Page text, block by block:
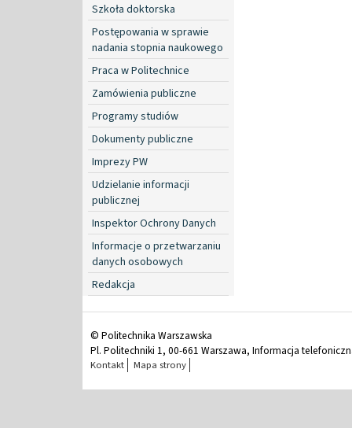
Szkoła doktorska
Postępowania w sprawie
nadania stopnia naukowego
Praca w Politechnice
Zamówienia publiczne
Programy studiów
Dokumenty publiczne
Imprezy PW
Udzielanie informacji
publicznej
Inspektor Ochrony Danych
Informacje o przetwarzaniu
danych osobowych
Redakcja
© Politechnika Warszawska
Pl. Politechniki 1, 00-661 Warszawa, Informacja
Kontakt Mapa strony